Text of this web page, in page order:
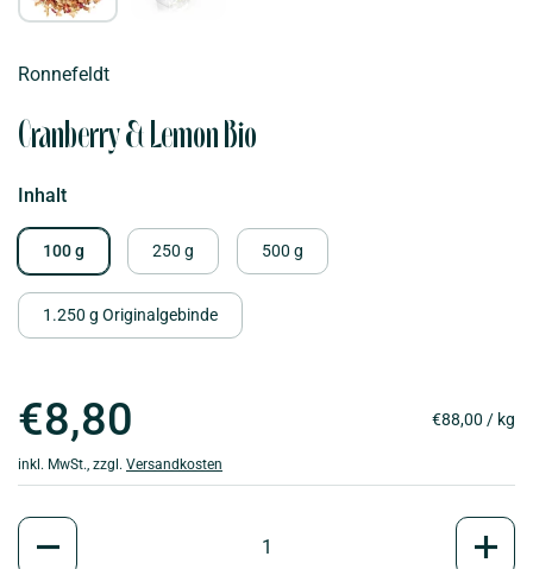
Ronnefeldt
Cranberry & Lemon Bio
Inhalt
100 g 250 g 500 g
1.250 g Originalgebinde
€8,80 €88,00 / kg
inkl. MwSt., zzgl. Versandkosten
Anzahl